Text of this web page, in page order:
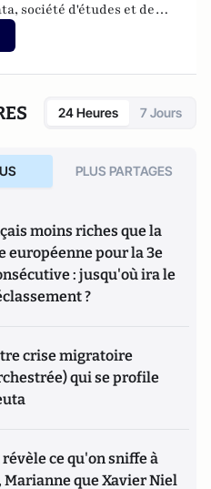
, société d'études et de
économiques.
24 Heures 7 Jours
PLUS PARTAGES
moins riches que la
européenne pour la 3e
: jusqu'où ira le
?
crise migratoire
qui se profile
révèle ce qu'on sniffe à
Marianne que Xavier Niel